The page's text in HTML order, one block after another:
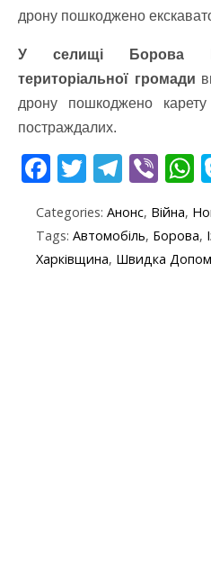
дрону пошкоджено
У селищі Борова
територіальної громади
дрону пошкоджено
постраждалих.
F
e
b
T
itt
er
T
e
gr
Vi
b
er
s
Categories: Анонс, Війна,
Tags: Автомобіль, Борова,
Харківщина, Швидка